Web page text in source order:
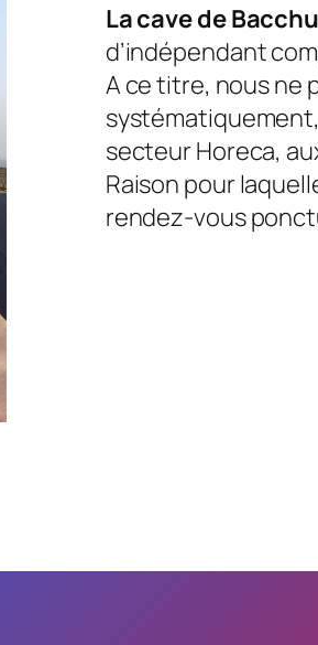
La cave de
d’indépendant
A ce titre, nous ne
secteur Horeca,
Raison pour
rendez-vous